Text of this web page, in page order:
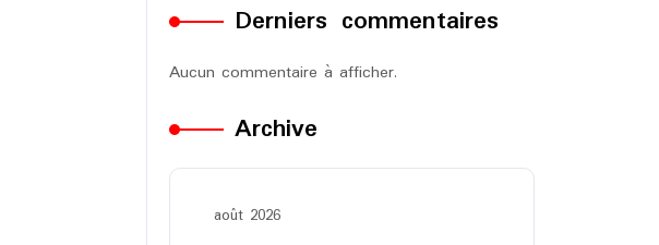
Derniers commentaires
Aucun commentaire à afficher.
Archive
août 2026